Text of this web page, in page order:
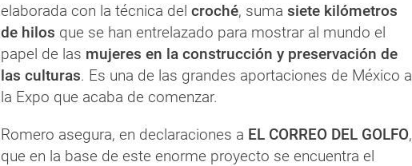
elaborada con la técnica del croché, suma siete kilómetros
de hilos que se han entrelazado para mostrar al mundo el
papel de las mujeres en la construcción y preservación de
las culturas. Es una de las grandes aportaciones de México a
la Expo que acaba de comenzar.
Romero asegura, en declaraciones a EL CORREO DEL GOLFO,
que en la base de este enorme proyecto se encuentra el